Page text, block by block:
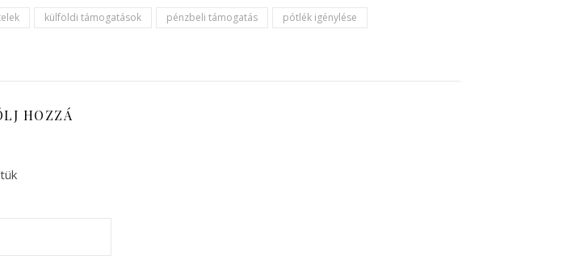
külföldi támogatások pénzbeli támogatás
pótlék igénylése
HOZZÁ